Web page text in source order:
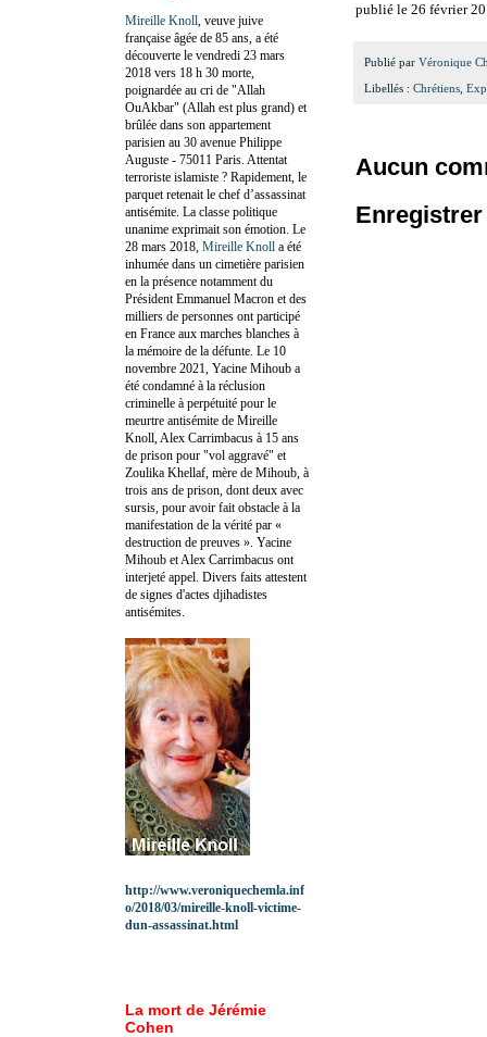
publié le 26 février
Publié par Véronique
Libellés : Chrétiens,
Aucun
Mireille Knoll , veuve juive
française âgée de 85 ans, a été
découverte le vendredi 23 mars
2018 vers 18 h 30 morte,
poignardée au cri de "Allah
OuAkbar" (Allah est plus grand) et
brûlée dans son appartement
parisien au 30 avenue Philippe
Auguste - 75011 Paris. Attentat
terroriste islamiste ? Rapidement, le
parquet retenait le chef d’assassinat
antisémite. La classe politique
unanime exprimait son émotion. Le
28 mars 2018, Mireille Knoll a été
inhumée dans un cimetière parisien
en la présence notamment du
Président Emmanuel Macron et des
milliers de personnes ont participé
en France aux marches blanches à
la mémoire de la défunte. Le 10
novembre 2021, Yacine Mihoub a
été condamné à la réclusion
criminelle à perpétuité pour le
meurtre antisémite de Mireille
Knoll, Alex Carrimbacus à 15 ans
de prison pour "vol aggravé" et
Zoulika Khellaf, mère de Mihoub, à
trois ans de prison, dont deux avec
sursis, pour avoir fait obstacle à la
manifestation de la vérité par «
destruction de preuves ». Yacine
Mihoub et Alex Carrimbacus ont
interjeté appel. Divers faits attestent
de signes d'actes djihadistes
antisémites.
http://www.veroniquechemla.inf
o/2018/03/mireille-knoll-victime-
dun-assassinat.html
La mort de Jérémie
Cohen